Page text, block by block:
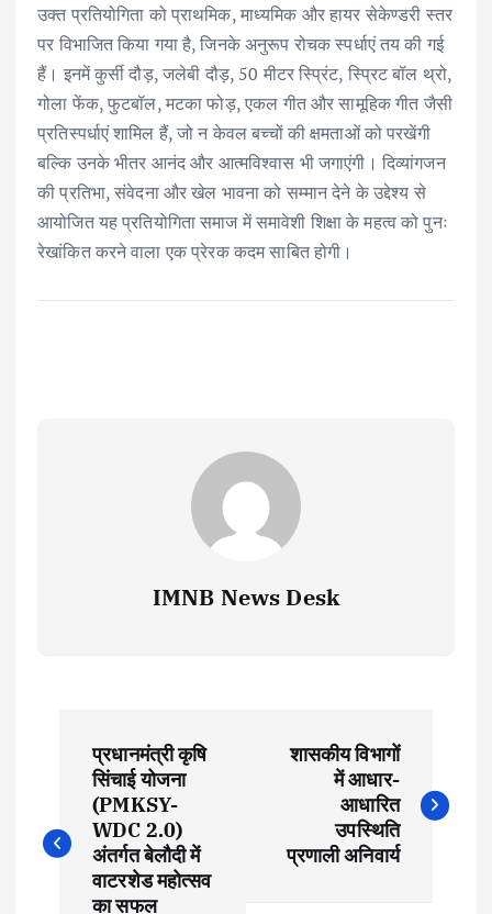
उक्त प्रतियोगिता को प्राथमिक, माध्यमिक और हायर सेकेण्डरी स्तर
पर विभाजित किया गया है, जिनके अनुरूप रोचक स्पर्धाएं तय की गई
हैं। इनमें कुर्सी दौड़, जलेबी दौड़, 50 मीटर स्प्रिंट, स्प्रिट बॉल थ्रो,
गोला फेंक, फुटबॉल, मटका फोड़, एकल गीत और सामूहिक गीत जैसी
प्रतिस्पर्धाएं शामिल हैं, जो न केवल बच्चों की क्षमताओं को परखेंगी
बल्कि उनके भीतर आनंद और आत्मविश्वास भी जगाएंगी। दिव्यांगजन
की प्रतिभा, संवेदना और खेल भावना को सम्मान देने के उद्देश्य से
आयोजित यह प्रतियोगिता समाज में समावेशी शिक्षा के महत्व को पुनः
रेखांकित करने वाला एक प्रेरक कदम साबित होगी।
IMNB News Desk
s
प्रधानमंत्री कृषि
सिंचाई योजना
(PMKSY-
WDC 2.0)
अंतर्गत बेलौदी में
वाटरशेड महोत्सव
का सफल
शासकीय विभागों
में आधार-
आधारित
उपस्थिति
प्रणाली अनिवार्य